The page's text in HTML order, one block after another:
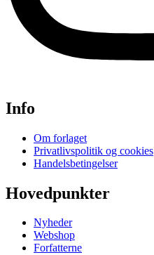
Info
Om forlaget
Privatlivspolitik og cookies
Handelsbetingelser
Hovedpunkter
Nyheder
Webshop
Forfatterne